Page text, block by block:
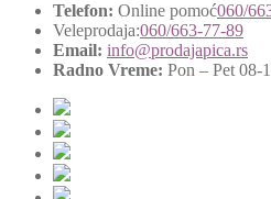
Telefon: Online pomoć060/
Veleprodaja:060/663-77-89
Email: info@prodajapica.rs
Radno Vreme: Pon – Pet 08-